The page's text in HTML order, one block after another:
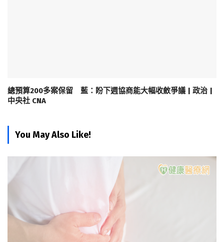
總預算200多案保留 藍：盼下週協商能大幅收斂爭議 | 政治 |
中央社 CNA
You May Also Like!